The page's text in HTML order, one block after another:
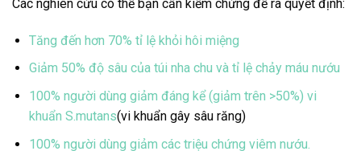
Các nghiên cứu có thể bạn cần kiểm chứng để ra quyết định:
Tăng đến hơn 70% tỉ lệ khỏi hôi miệng
Giảm 50% độ sâu của túi nha chu và tỉ lệ chảy máu nướu
100% người dùng giảm đáng kể (giảm trên >50%) vi
khuẩn S.mutans(vi khuẩn gây sâu răng)
100% người dùng giảm các triệu chứng viêm nướu.